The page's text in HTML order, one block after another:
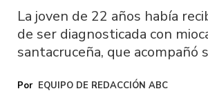
La joven de 22 años había
de ser diagnosticada con
santacruceña, que acompañó
EQUIPO DE REDACCIÓN ABC